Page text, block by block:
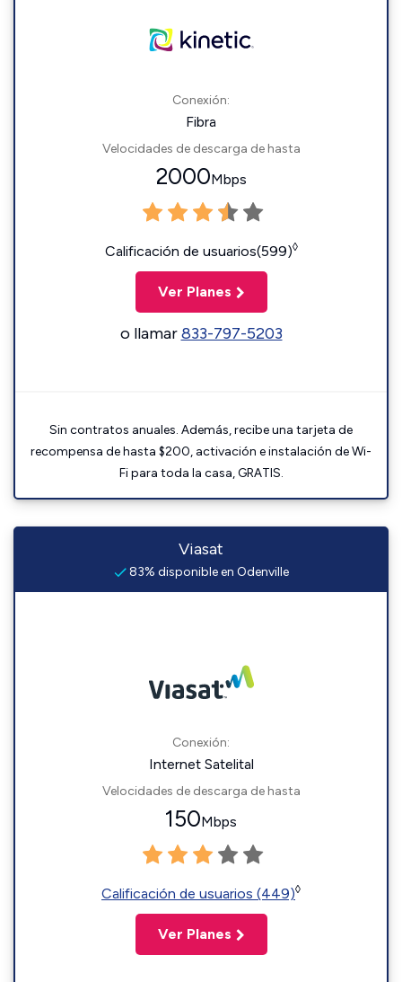
Conexión:
Fibra
Velocidades de descarga de hasta
2000Mbps
Calificación de usuarios(599)◊
Ver Planes
o llamar833-797-5203
Sin contratos anuales. Además, recibe una tarjeta de
recompensa de hasta $200, activación e instalación de Wi-
Fi para toda la casa, GRATIS.
Viasat
83% disponible en Odenville
Conexión:
Internet Satelital
Velocidades de descarga de hasta
150Mbps
Calificación de usuarios (449)◊
Ver Planes